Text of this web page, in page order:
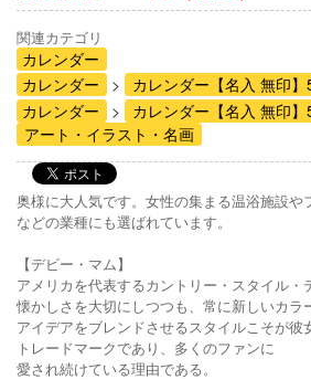
関連カテゴリ
カレンダー
カレンダー
カレンダー【名入 無印】
カレンダー
カレンダー【名入 無印】
アート・イラスト・名画
奥様に大人気です。女性の集まる温浴施設や
などの業種にも選ばれています。
【デビー・マム】
アメリカを代表するカントリー・スタイル・
懐かしさを大切にしつつも、常に新しいカラ
アイデアをブレンドさせるスタイルこそが彼
トレードマークであり、多くのファンに
愛され続けている理由である。